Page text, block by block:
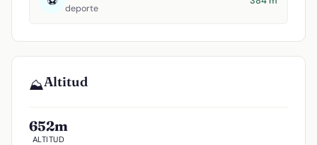
deporte
⛰️Altitud
652m
ALTITUD